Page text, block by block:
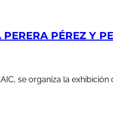
PERERA PÉREZ
se organiza la